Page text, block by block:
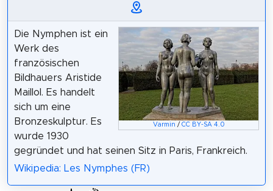
Varmin / CC BY-SA 4.0
Die Nymphen ist ein
Werk des
französischen
Bildhauers Aristide
Maillol. Es handelt
sich um eine
Bronzeskulptur. Es
wurde 1930
gegründet und hat seinen Sitz in Paris, Frankreich.
Wikipedia: Les Nymphes (FR)